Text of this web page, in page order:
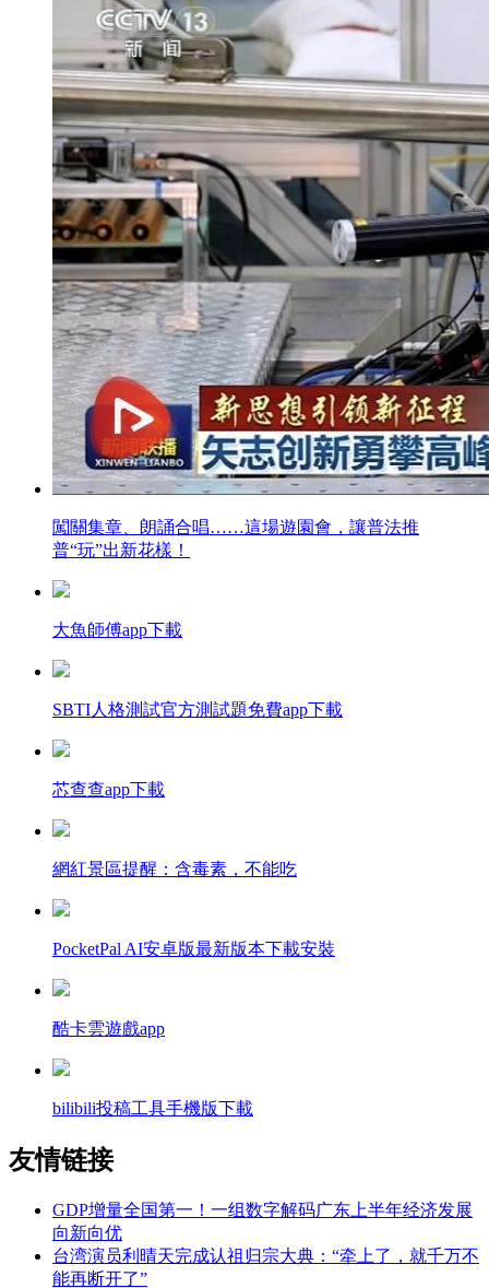
闖關集章、朗誦合唱……這場遊園會，讓普法推
普“玩”出新花樣！
大魚師傅app下載
SBTI人格測試官方測試題免費app下載
芯查查app下載
網紅景區提醒：含毒素，不能吃
PocketPal AI安卓版最新版本下載安裝
酷卡雲遊戲app
bilibili投稿工具手機版下載
友情链接
GDP增量全国第一！一组数字解码广东上半年经济发展
向新向优
台湾演员利晴天完成认祖归宗大典：“牵上了，就千万不
能再断开了”